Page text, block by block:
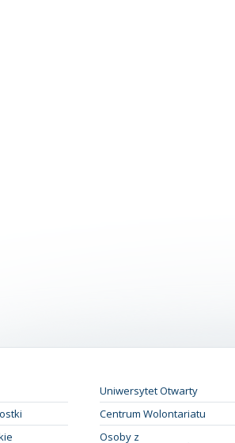
Uniwersytet Otwarty
Centrum Wolontariatu
Osoby z